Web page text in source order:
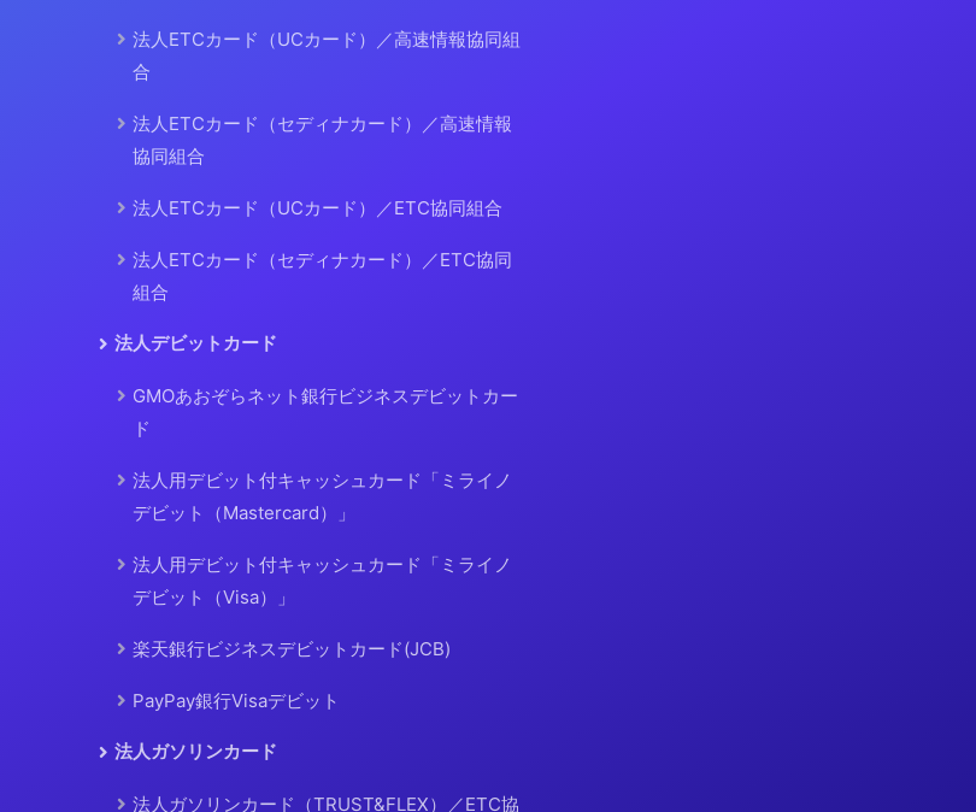
法人ETCカード（UCカード）／高速情報協同組
合
法人ETCカード（セディナカード）／高速情報
協同組合
法人ETCカード（UCカード）／ETC協同組合
法人ETCカード（セディナカード）／ETC協同
組合
法人デビットカード
GMOあおぞらネット銀行ビジネスデビットカー
ド
法人用デビット付キャッシュカード「ミライノ
デビット（Mastercard）」
法人用デビット付キャッシュカード「ミライノ
デビット（Visa）」
楽天銀行ビジネスデビットカード(JCB)
PayPay銀行Visaデビット
法人ガソリンカード
法人ガソリンカード（TRUST&FLEX）／ETC協